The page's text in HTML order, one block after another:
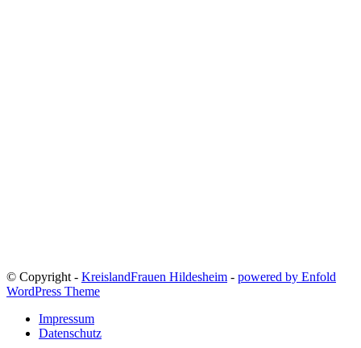
© Copyright - KreislandFrauen Hildesheim - powered by Enfold
WordPress Theme
Impressum
Datenschutz